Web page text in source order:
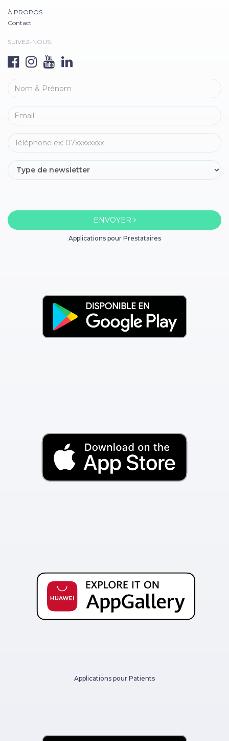
À PROPOS
Contact
SUIVEZ-NOUS :
ENVOYER
Applications pour Prestataires
Applications pour Patients